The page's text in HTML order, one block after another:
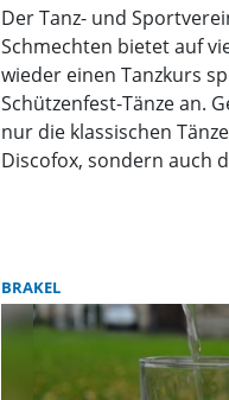
Der Tanz- und
Schmechten bietet auf
wieder einen Tanzkurs
Schützenfest-Tänze an.
nur die klassischen
Discofox, sondern auch
BRAKEL